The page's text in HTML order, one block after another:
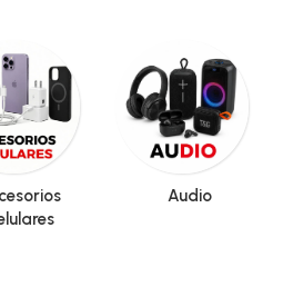
Audio